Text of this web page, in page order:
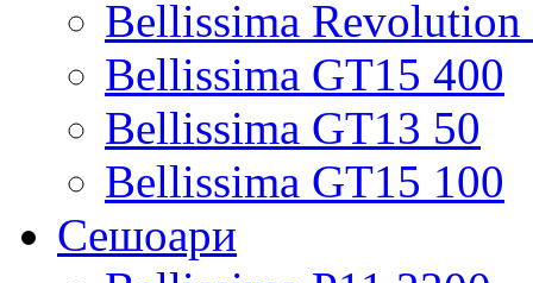
Bellissima
Bellissima GT15 400
Bellissima GT13 50
Bellissima GT15 100
Сешоари